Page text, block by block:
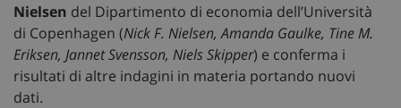
Nielsen del Dipartimento di economia dell’Università
di Copenhagen (Nick F. Nielsen, Amanda Gaulke, Tine M.
Eriksen, Jannet Svensson, Niels Skipper) e conferma i
risultati di altre indagini in materia portando nuovi
dati.